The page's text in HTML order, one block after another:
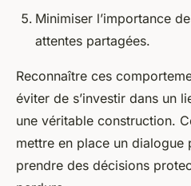
Minimiser l’importance
attentes partagées.
Reconnaître ces
éviter de s’investir dans un
une véritable construction.
mettre en place un dialogue
prendre des décisions